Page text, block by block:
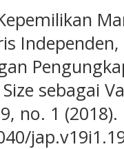
sebagai
no. 1 (2018).